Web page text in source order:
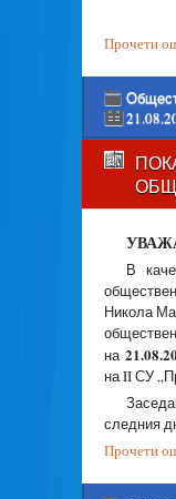
Прочети
В
Никола
на
на II СУ
следния
Прочети